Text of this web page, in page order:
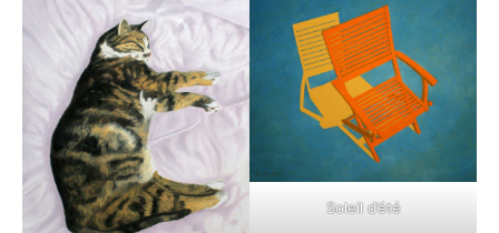
Soleil d’été